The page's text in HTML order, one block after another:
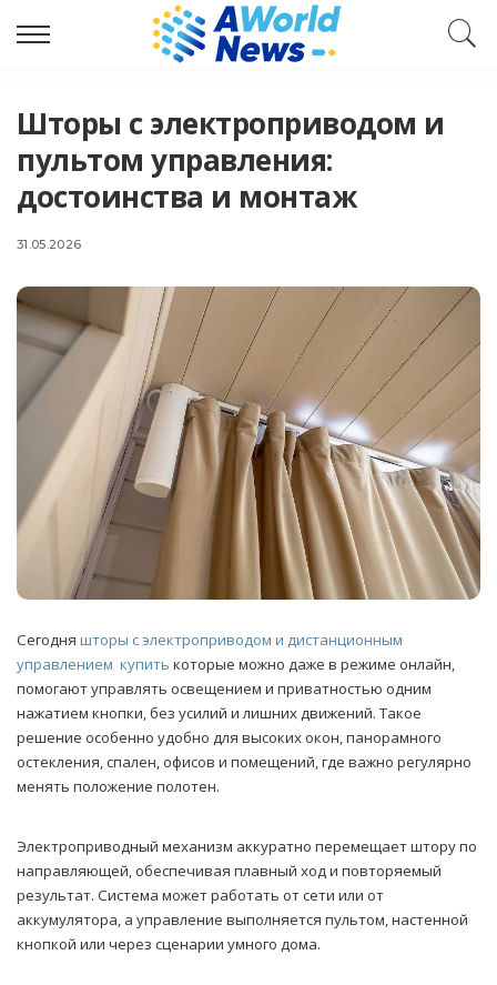
Шторы с электроприводом и
пультом управления:
достоинства и монтаж
31.05.2026
Сегодня шторы с электроприводом и дистанционным
управлением купить которые можно даже в режиме онлайн,
помогают управлять освещением и приватностью одним
нажатием кнопки, без усилий и лишних движений. Такое
решение особенно удобно для высоких окон, панорамного
остекления, спален, офисов и помещений, где важно регулярно
менять положение полотен.
Электроприводный механизм аккуратно перемещает штору по
направляющей, обеспечивая плавный ход и повторяемый
результат. Система может работать от сети или от
аккумулятора, а управление выполняется пультом, настенной
кнопкой или через сценарии умного дома.